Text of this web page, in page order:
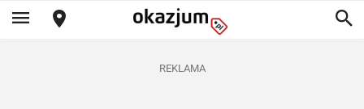
REKLAMA